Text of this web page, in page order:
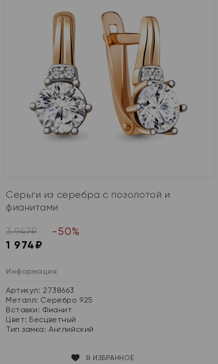
Серьги из серебра с позолотой и
фианитами
3 947₽ -50%
1 974₽
Информация
Артикул: 2738663
Металл: Серебро 925
Вставки: Фианит
Цвет: Бесцветный
Тип замка:Английский
В ИЗБРАННОЕ